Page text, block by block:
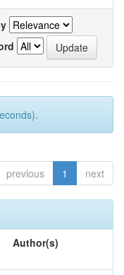
previous 1 next
Author(s)